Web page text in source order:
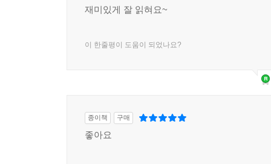
재미있게 잘 읽혀요~
이 한줄평이 도움이 되었나요?
종이책 구매
좋아요